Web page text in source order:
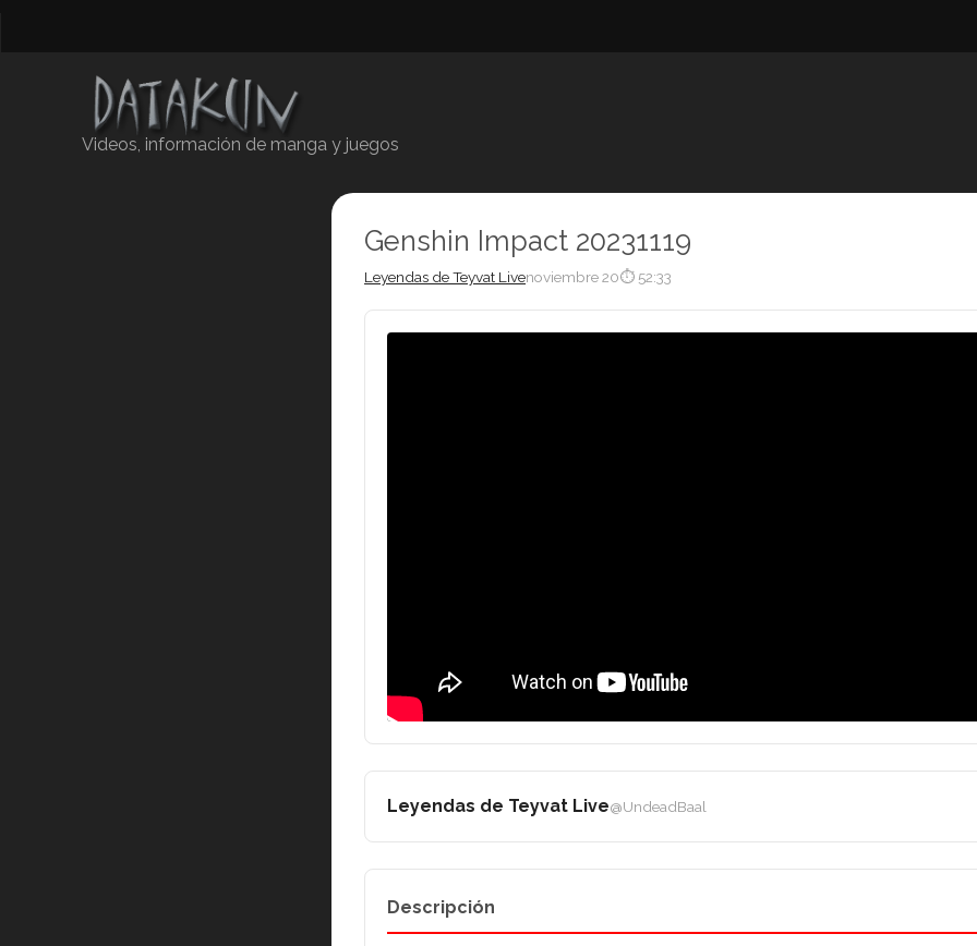
Videos, información de manga y juegos
Genshin Impact 20231119
Leyendas de Teyvat Livenoviembre 20⏱ 52:33
Leyendas de Teyvat Live@UndeadBaal
Descripción